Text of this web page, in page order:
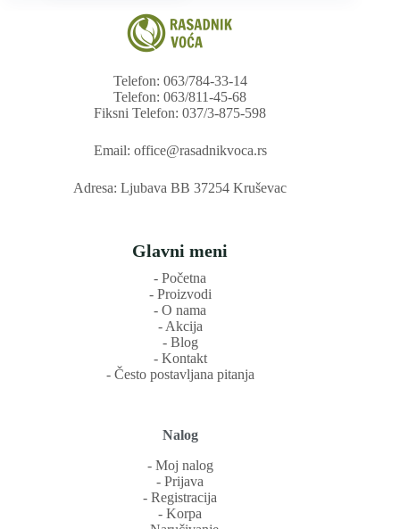
Telefon: 063/784-33-14
Telefon: 063/811-45-68
Fiksni Telefon: 037/3-875-598
Email: office@rasadnikvoca.rs
Adresa: Ljubava BB 37254 Kruševac
Glavni meni
‐ Početna
‐ Proizvodi
‐ O nama
‐ Akcija
‐ Blog
‐ Kontakt
‐ Često postavljana pitanja
Nalog
‐ Moj nalog
‐ Prijava
‐ Registracija
‐ Korpa